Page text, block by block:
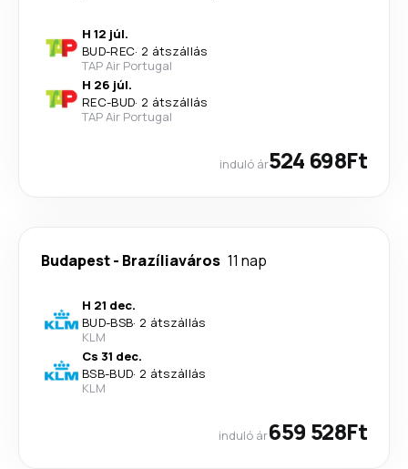
H 12 júl.
BUD-REC· 2 átszállás
TAP Air Portugal
H 26 júl.
REC-BUD· 2 átszállás
TAP Air Portugal
induló ár524 698Ft
Budapest- Brazíliaváros 11 nap
H 21 dec.
BUD-BSB· 2 átszállás
KLM
Cs 31 dec.
BSB-BUD· 2 átszállás
KLM
induló ár659 528Ft